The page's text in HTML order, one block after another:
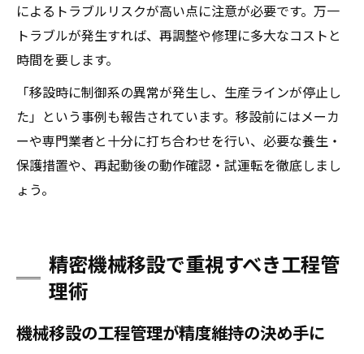
によるトラブルリスクが高い点に注意が必要です。万一
トラブルが発生すれば、再調整や修理に多大なコストと
時間を要します。
「移設時に制御系の異常が発生し、生産ラインが停止し
た」という事例も報告されています。移設前にはメーカ
ーや専門業者と十分に打ち合わせを行い、必要な養生・
保護措置や、再起動後の動作確認・試運転を徹底しまし
ょう。
精密機械移設で重視すべき工程管
理術
機械移設の工程管理が精度維持の決め手に